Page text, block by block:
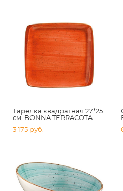
Тарелка квадратная 27*25
см, BONNA TERRACOTA
3 175 pуб.